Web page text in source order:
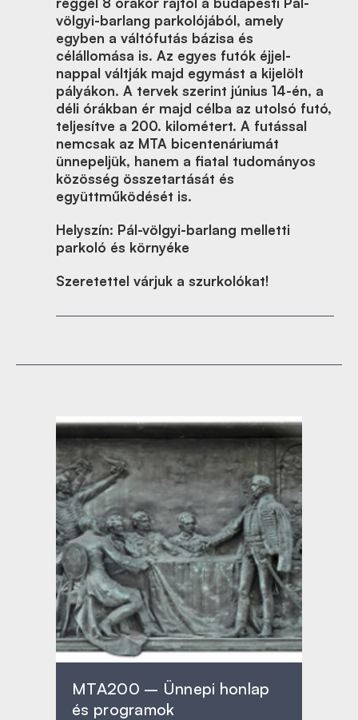
völgyi-barlang parkolójából, amely
egyben a váltófutás bázisa és
célállomása is. Az egyes futók éjjel-
nappal váltják majd egymást a kijelölt
pályákon. A tervek szerint június 14-én, a
déli órákban ér majd célba az utolsó futó,
teljesítve a 200. kilométert. A futással
nemcsak az MTA bicentenáriumát
ünnepeljük, hanem a fiatal tudományos
közösség összetartását és
együttműködését is.
Helyszín: Pál-völgyi-barlang melletti
parkoló és környéke
Szeretettel várjuk a szurkolókat!
MTA200 – Ünnepi honlap
és programok